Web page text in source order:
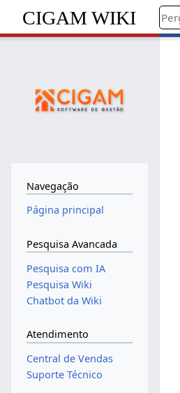
CIGAM WIKI
Navegação
Página principal
Pesquisa Avancada
Pesquisa com IA
Pesquisa Wiki
Chatbot da Wiki
Atendimento
Central de Vendas
Suporte Técnico